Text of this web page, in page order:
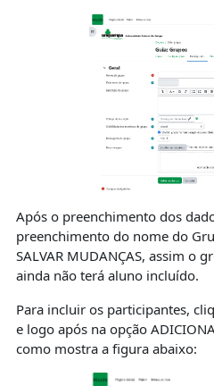
Após o preenchimento dos
preenchimento do nome do
SALVAR MUDANÇAS, assim o
ainda não terá aluno incluído.
Para incluir os participantes,
e logo após na opção
como mostra a figura abaixo: